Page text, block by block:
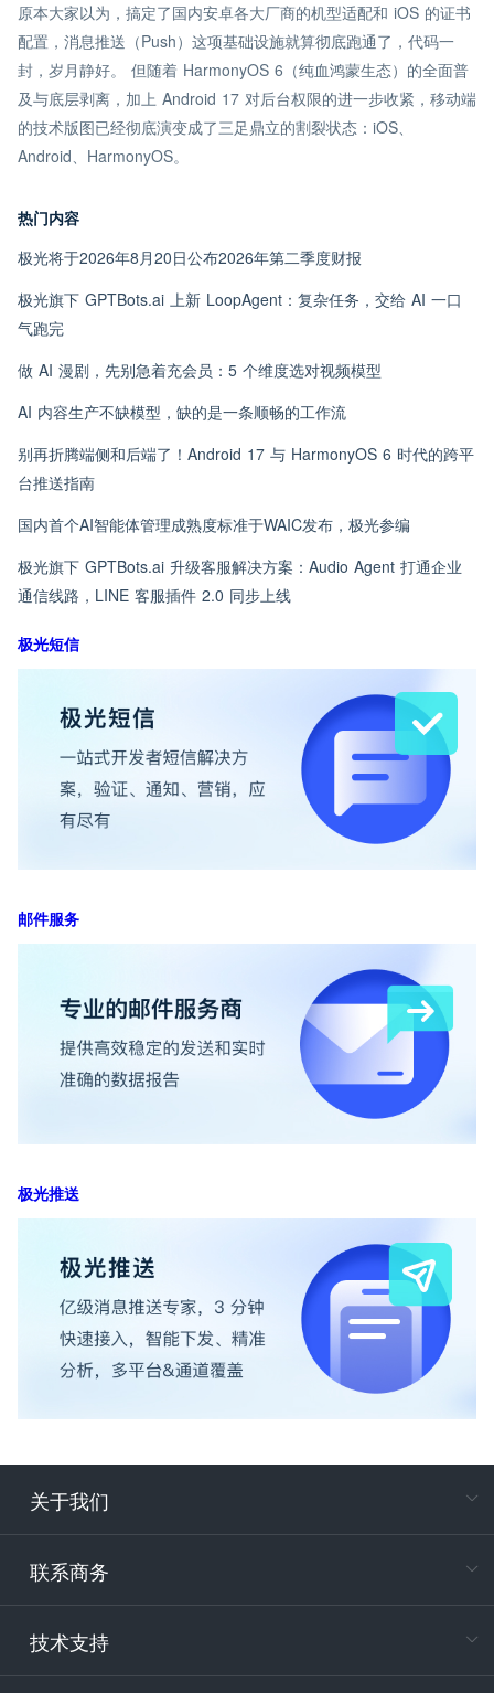
原本大家以为，搞定了国内安卓各大厂商的机型适配和 iOS 的证书
配置，消息推送（Push）这项基础设施就算彻底跑通了，代码一
封，岁月静好。 但随着 HarmonyOS 6（纯血鸿蒙生态）的全面普
及与底层剥离，加上 Android 17 对后台权限的进一步收紧，移动端
的技术版图已经彻底演变成了三足鼎立的割裂状态：iOS、
Android、HarmonyOS。
热门内容
极光将于2026年8月20日公布2026年第二季度财报
极光旗下 GPTBots.ai 上新 LoopAgent：复杂任务，交给 AI 一口
气跑完
做 AI 漫剧，先别急着充会员：5 个维度选对视频模型
AI 内容生产不缺模型，缺的是一条顺畅的工作流
别再折腾端侧和后端了！Android 17 与 HarmonyOS 6 时代的跨平
台推送指南
国内首个AI智能体管理成熟度标准于WAIC发布，极光参编
极光旗下 GPTBots.ai 升级客服解决方案：Audio Agent 打通企业
通信线路，LINE 客服插件 2.0 同步上线
极光短信
邮件服务
极光推送
关于我们
联系商务
技术支持
电
400-